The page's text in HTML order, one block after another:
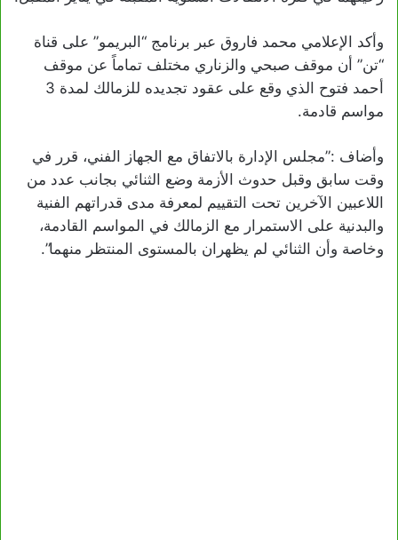
وأكد الإعلامي محمد فاروق عبر برنامج “البريمو” على قناة
“تن” أن موقف صبحي والزناري مختلف تماماً عن موقف
أحمد فتوح الذي وقع على عقود تجديده للزمالك لمدة 3
مواسم قادمة.
وأضاف :”مجلس الإدارة بالاتفاق مع الجهاز الفني، قرر في
وقت سابق وقبل حدوث الأزمة وضع الثنائي بجانب عدد من
اللاعبين الآخرين تحت التقييم لمعرفة مدى قدراتهم الفنية
والبدنية على الاستمرار مع الزمالك في المواسم القادمة،
وخاصة وأن الثنائي لم يظهران بالمستوى المنتظر منهما”.